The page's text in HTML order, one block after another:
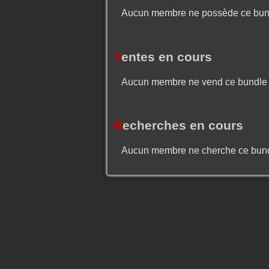
Aucun membre ne possède ce
Ventes en cours
Aucun membre ne vend ce bundle
Recherches en cours
Aucun membre ne cherche ce